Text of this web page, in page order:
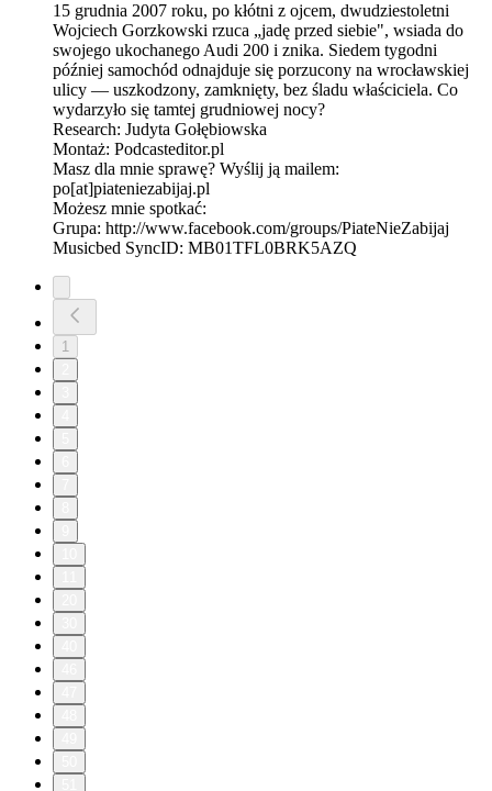
15 grudnia 2007 roku, po kłótni z ojcem, dwudziestoletni
Wojciech Gorzkowski rzuca „jadę przed siebie", wsiada do
swojego ukochanego Audi 200 i znika. Siedem tygodni
później samochód odnajduje się porzucony na wrocławskiej
ulicy — uszkodzony, zamknięty, bez śladu właściciela. Co
wydarzyło się tamtej grudniowej nocy?
Research: Judyta Gołębiowska
Montaż: Podcasteditor.pl
Masz dla mnie sprawę? Wyślij ją mailem:
po[at]piateniezabijaj.pl
Możesz mnie spotkać:
Grupa: http://www.facebook.com/groups/PiateNieZabijaj
Musicbed SyncID: MB01TFL0BRK5AZQ
1